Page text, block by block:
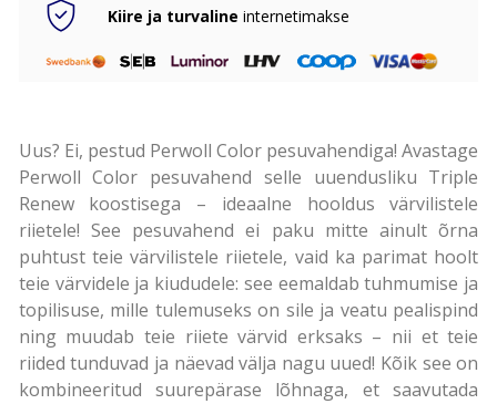
Kiire ja turvaline internetimakse
Uus? Ei, pestud Perwoll Color pesuvahendiga! Avastage
Perwoll Color pesuvahend selle uuendusliku Triple
Renew koostisega – ideaalne hooldus värvilistele
riietele! See pesuvahend ei paku mitte ainult õrna
puhtust teie värvilistele riietele, vaid ka parimat hoolt
teie värvidele ja kiududele: see eemaldab tuhmumise ja
topilisuse, mille tulemuseks on sile ja veatu pealispind
ning muudab teie riiete värvid erksaks – nii et teie
riided tunduvad ja näevad välja nagu uued! Kõik see on
kombineeritud suurepärase lõhnaga, et saavutada